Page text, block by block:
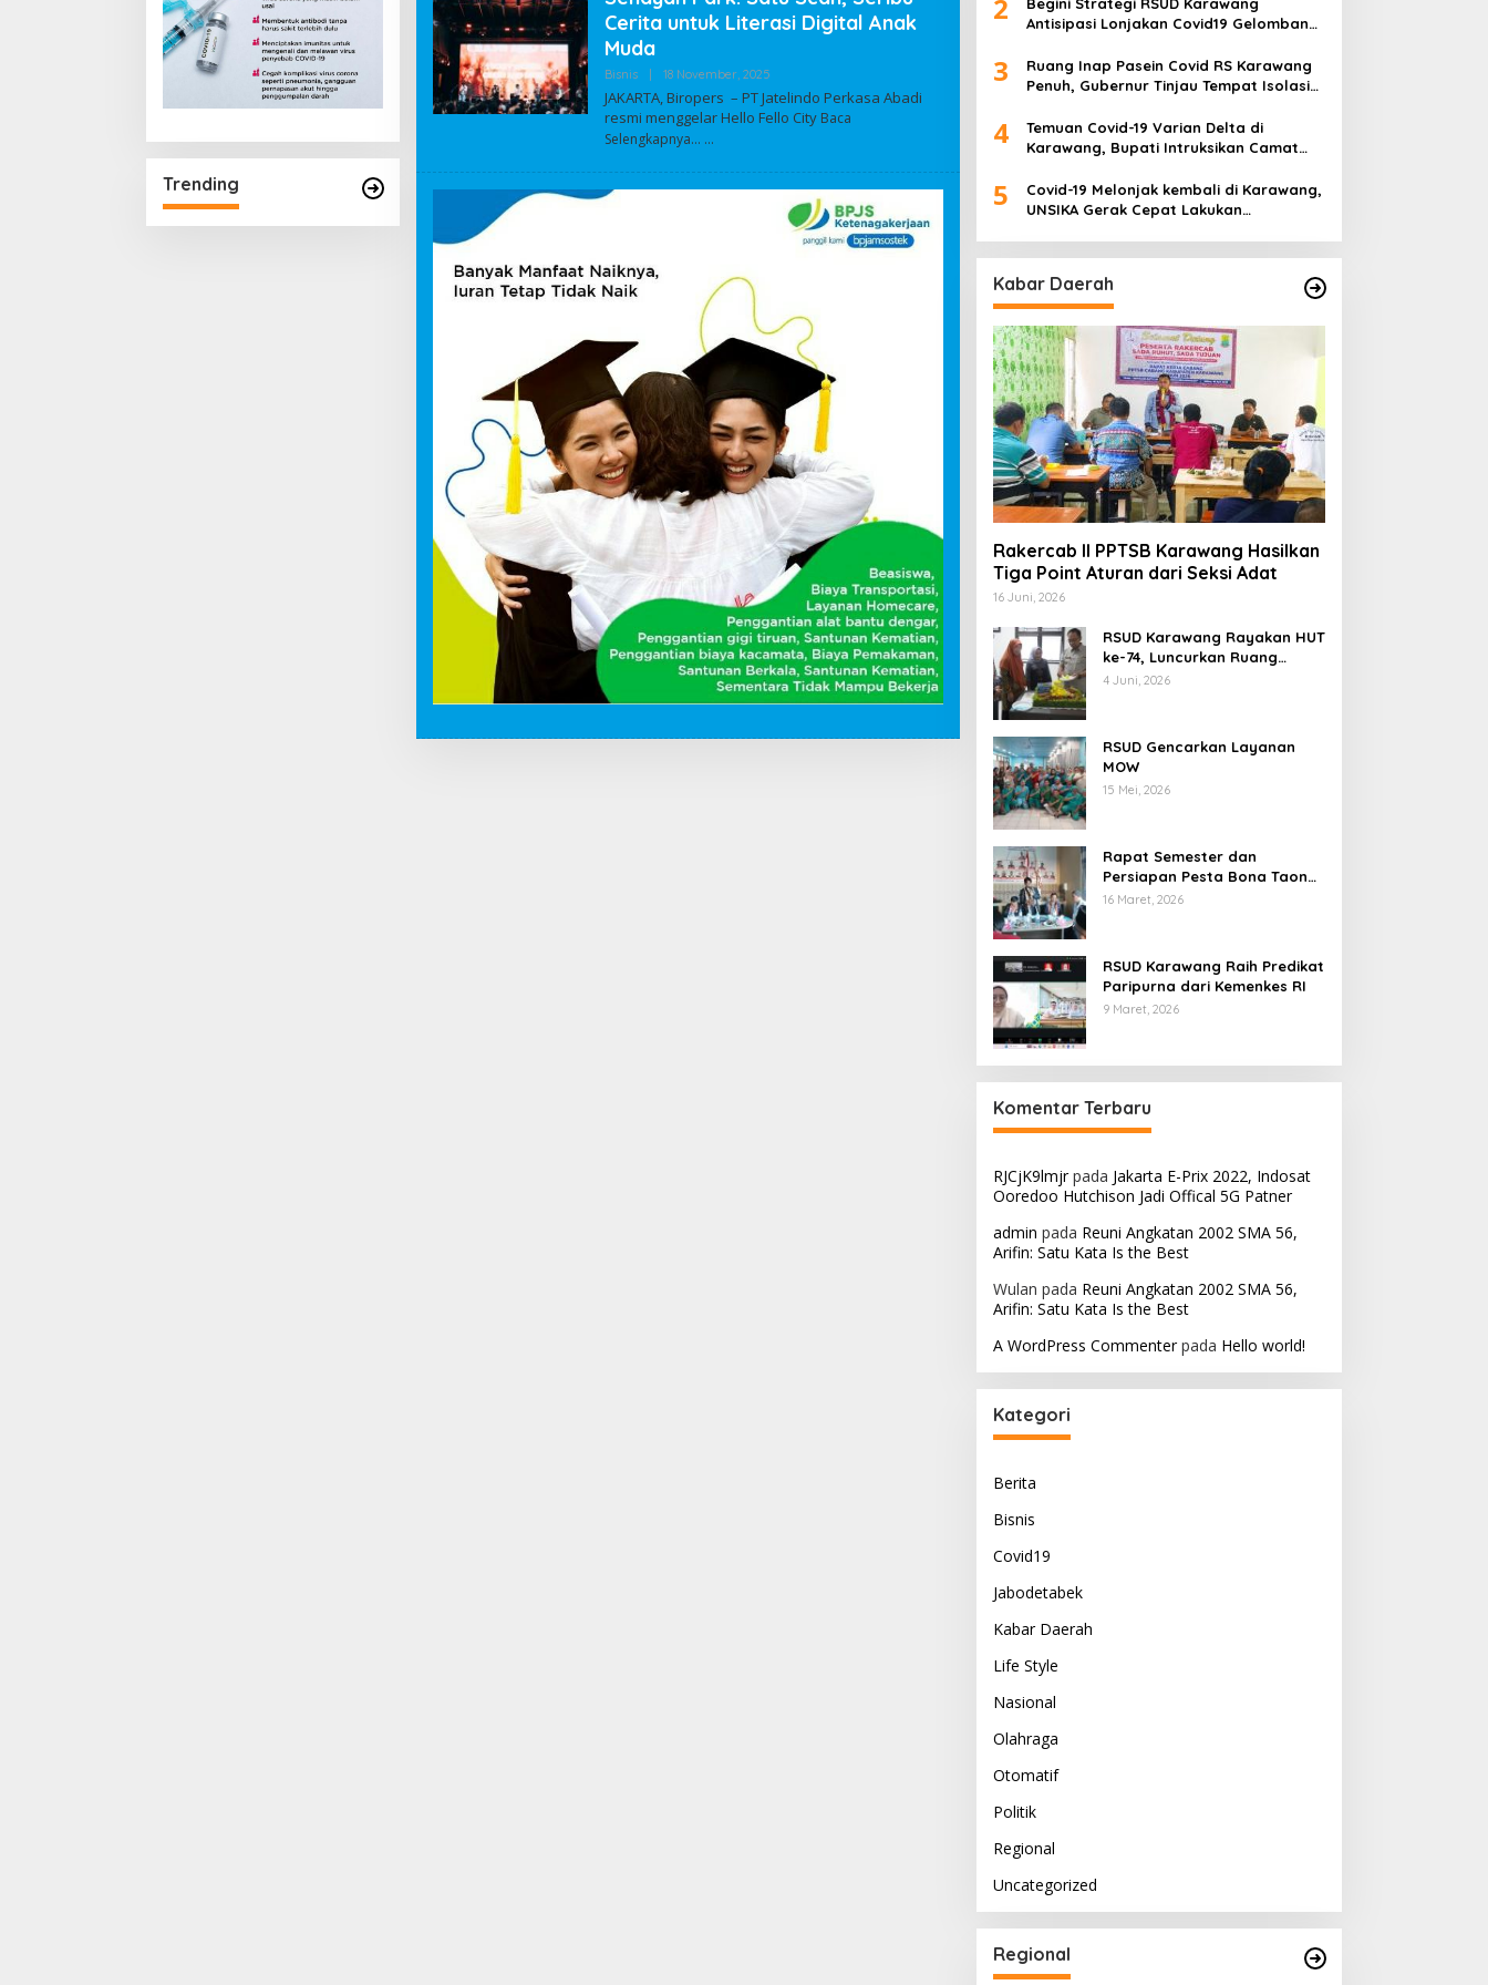
Trending
Cerita untuk Literasi Digital Anak
Muda
Bisnis 18 November, 2025
E
H
JAKARTA, Biropers – PT Jatelindo Perkasa Abadi
resmi menggelar Hello Fello City Baca
Selengkapnya…
2
Antisipasi Lonjakan Covid19 Gelombang
3
Ruang Inap Pasein Covid RS Karawang
Penuh, Gubernur Tinjau Tempat Isolasi
4
Temuan Covid-19 Varian Delta di
Karawang, Bupati Intruksikan Camat
5
Covid-19 Melonjak kembali di Karawang,
UNSIKA Gerak Cepat Lakukan
Kabar Daerah
Rakercab II PPTSB Karawang Hasilkan
Tiga Point Aturan dari Seksi Adat
16 Juni, 2026
RSUD Karawang Rayakan HUT
ke-74, Luncurkan Ruang
Rawat Inap PEDES untuk
4 Juni, 2026
RSUD Gencarkan Layanan
MOW
15 Mei, 2026
Rapat Semester dan
Persiapan Pesta Bona Taon
2026 PPTSB Cabang
16 Maret, 2026
RSUD Karawang Raih Predikat
Paripurna dari Kemenkes RI
9 Maret, 2026
Komentar Terbaru
RJCjK9lmjrpada Jakarta E-Prix 2022, Indosat
Ooredoo Hutchison Jadi Offical 5G Patner
admin pada Reuni Angkatan 2002 SMA 56,
Arifin: Satu Kata Is the Best
Wulan pada Reuni Angkatan 2002 SMA 56,
Arifin: Satu Kata Is the Best
A WordPress Commenterpada Hello world!
Kategori
Berita
Bisnis
Covid19
Jabodetabek
Kabar Daerah
Life Style
Nasional
Olahraga
Otomatif
Politik
Regional
Uncategorized
Regional